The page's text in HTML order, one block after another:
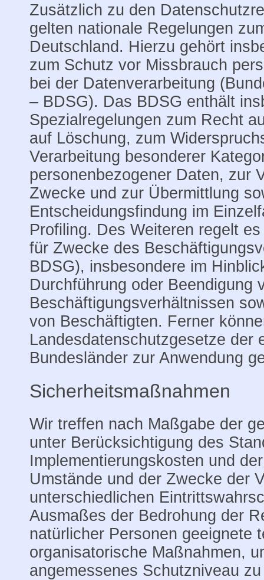
Zusätzlich zu den
gelten nationale Regelungen
Deutschland. Hierzu gehört
zum Schutz vor Missbrauch
bei der Datenverarbeitung
– BDSG). Das BDSG enthält
Spezialregelungen zum Recht
auf Löschung, zum
Verarbeitung besonderer
personenbezogener Daten, zur
Zwecke und zur Übermittlung
Entscheidungsfindung im
Profiling. Des Weiteren regelt
für Zwecke des
BDSG), insbesondere im
Durchführung oder Beendigung
Beschäftigungsverhältnissen
von Beschäftigten. Ferner
Landesdatenschutzgesetze der
Bundesländer zur Anwendung
Sicherheitsmaßnahmen
Wir treffen nach Maßgabe der
unter Berücksichtigung des
Implementierungskosten und
Umstände und der Zwecke der
unterschiedlichen
Ausmaßes der Bedrohung der
natürlicher Personen geeignete
organisatorische Maßnahmen,
angemessenes Schutzniveau